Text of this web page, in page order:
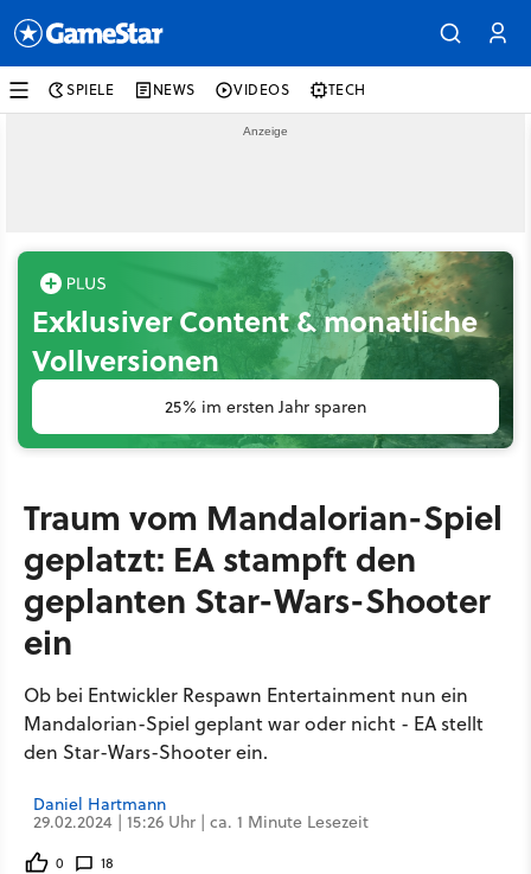
SPIELE NEWS VIDEOS TECH
Exklusiver Content & monatliche
Vollversionen
25% im ersten Jahr sparen
Traum vom Mandalorian-Spiel
geplatzt: EA stampft den
geplanten Star-Wars-Shooter
ein
Ob bei Entwickler Respawn Entertainment nun ein
Mandalorian-Spiel geplant war oder nicht - EA stellt
den Star-Wars-Shooter ein.
Daniel Hartmann
29.02.2024 | 15:26 Uhr | ca. 1 Minute Lesezeit
0 18